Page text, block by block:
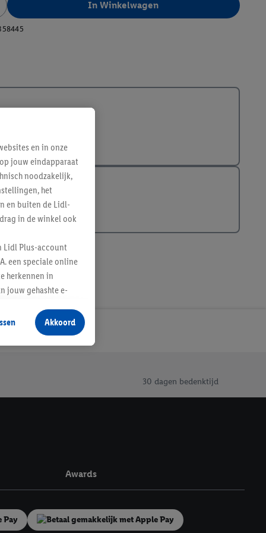
In Winkelwagen
30 dagen bedenktijd
Awards
en in onze
jouw eindapparaat
noodzakelijk,
het
en buiten de Lidl-
in de winkel ook
Lidl Plus-account
een speciale online
herkennen in
jouw gehashte e-
producten waarin je
te plaatsen
kunnen worden
vergelijkbare
Meer informatie,
moment in te
Akkoord